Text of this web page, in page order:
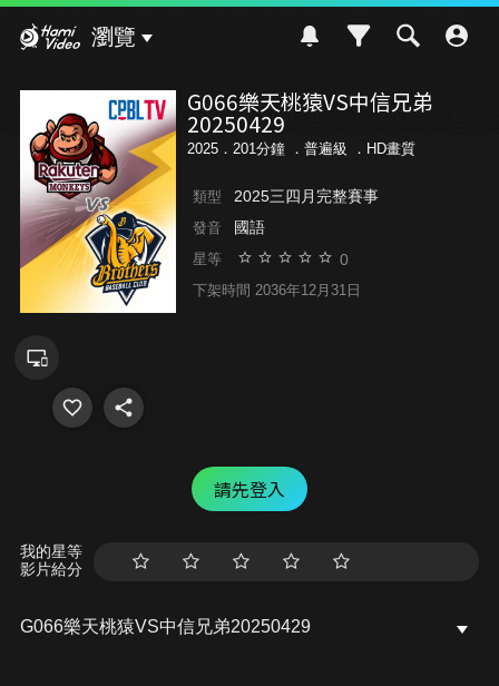
瀏覽
G066樂天桃猿VS中信兄弟
20250429
2025．201分鐘 ． 普遍級 ．HD畫質
類型 2025三四月完整賽事
發音 國語
星等 0
下架時間 2036年12月31日
請先登入
我的星等
影片給分
G066樂天桃猿VS中信兄弟20250429